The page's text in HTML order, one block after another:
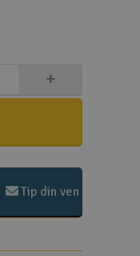
+
Tip din ven